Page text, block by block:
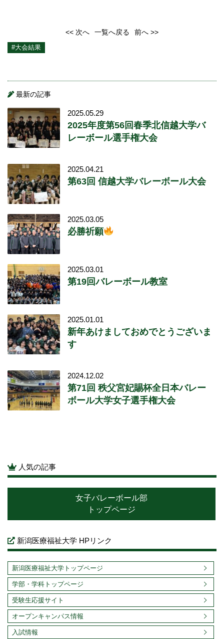
<< 次へ 一覧へ戻る 前へ >>
#大会結果
最新の記事
2025.05.29
2025年度第56回春季北信越大学バ
レーボール選手権大会
2025.04.21
第63回 信越大学バレーボール大会
2025.03.05
必勝祈願
2025.03.01
第19回バレーボール教室
2025.01.01
新年あけましておめでとうございま
す
2024.12.02
第71回 秩父宮妃賜杯全日本バレー
ボール大学女子選手権大会
人気の記事
女子バレーボール部
トップページ
新潟医療福祉大学 HPリンク
新潟医療福祉大学トップページ
学部・学科トップページ
受験生応援サイト
オープンキャンパス情報
入試情報